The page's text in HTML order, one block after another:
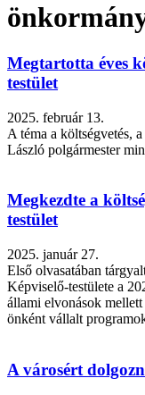
Megtartotta éves
testület
2025. február 13.
A téma a költségvetés,
László polgármester
Megkezdte a
testület
2025. január 27.
Első olvasatában
Képviselő-testülete a
állami elvonások
önként vállalt
A városért